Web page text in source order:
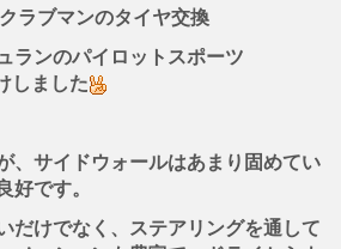
ラブマンのタイヤ交換
ランのパイロットスポーツ
しました
、サイドウォールはあまり固めてい
好です。
だけでなく、ステアリングを通して